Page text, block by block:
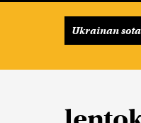
Ukrainan sota